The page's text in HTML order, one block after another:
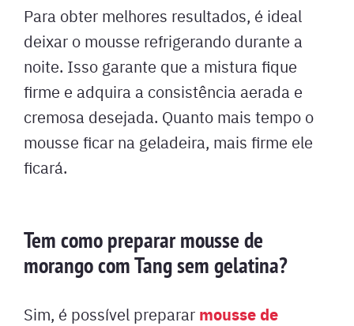
Para obter melhores resultados, é ideal
deixar o mousse refrigerando durante a
noite. Isso garante que a mistura fique
firme e adquira a consistência aerada e
cremosa desejada. Quanto mais tempo o
mousse ficar na geladeira, mais firme ele
ficará.
Tem como preparar mousse de
morango com Tang sem gelatina?
Sim, é possível preparar mousse de